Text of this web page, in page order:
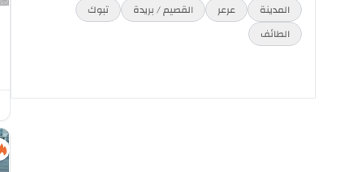
المدينة
عرعر القصيم / بريدة
تبوك
الطائف